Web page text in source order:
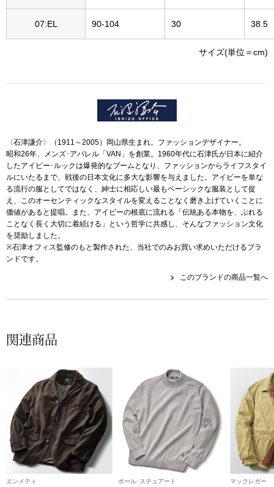
プ
Salon de GRANDGRIS
ランド
おすすめブラ
カンタベリー
金谷製靴
ヘンリーコッ
おすすめカタ
BOGARD
BOGARD July
07:EL 90-104 30 38.5
サイズ(単位＝cm)
〈石津謙介〉（1911～2005）岡山県生まれ。ファッションデザイナー。
昭和26年、メンズ･アパレル「VAN」を創業。1960年代に石津氏が日本に紹介
したアイビー･ルックは爆発的なブームとなり、ファッションからライフスタイ
ルにいたるまで、戦後の日本文化に多大な影響を与えました。アイビーを単な
る流行の服としてではなく、紳士に相応しい最もベーシックな服装として捉
え、このオーセンティックなスタイルを変えることなく磨き上げていくことに
価値があると提唱。また、アイビーの根底に流れる「伝統ある本物を、ぶれる
ことなく長く大切に着続ける」という哲学に共感し、そんなファッション文化
を奨励しました。
※石津オフィス監修のもと製作された、当社でのみお買い求めいただけるブラ
ンドです。
このブランドの商品一覧へ
関連商品
エンメティ ポール･スチュアート マックレガー